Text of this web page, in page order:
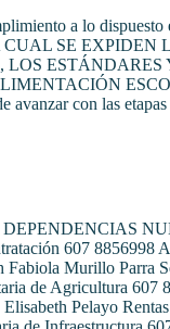
a lo dispuesto
CUAL SE
ESTÁNDARES
con las etapas
607 8856998
Murillo Parra
de Agricultura 607
Pelayo